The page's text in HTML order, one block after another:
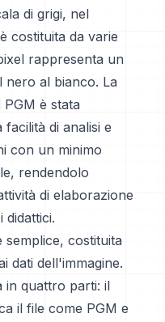
di grigi, nel
costituita da varie
rappresenta un
nero al bianco. La
è stata
di analisi e
con un minimo
rendendolo
di elaborazione
didattici.
costituita
dati dell'immagine.
in quattro parti: il
il file come PGM e